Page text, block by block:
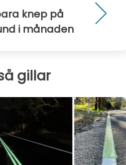
knep på
i månaden
gillar